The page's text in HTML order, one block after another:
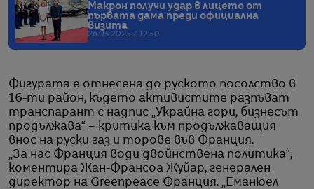
Макрон получи удар в лицето от
първата дама преди официална
визита
26.05.2025 / 12:50
Фигурата е отнесена до руското посолство в
16-ти район, където активистите разпъват
транспарант с надпис „Украйна гори, бизнесът
продължава“ – критика към продължаващия
внос на руски газ и торове във Франция.
„За нас Франция води двойнствена политика“,
коментира Жан-Франсоа Жуйар, генерален
директор на Greenpeace Франция. „Еманюел